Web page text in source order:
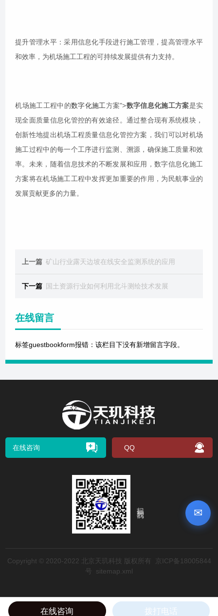
✉
提升管理水平：采用信息化手段进行施工管理，提高管理水平
和效率，为机场施工工程的可持续发展提供有力支持。
机场施工工程中的数字化施工方案">数字信息化施工方案是实
现全面质量信息化管控的有效途径。通过整合现有系统模块，
创新性地提出机场工程质量信息化管控方案，我们可以对机场
施工过程中的每一个工序进行监测、溯源，确保施工质量和效
率。未来，随着信息技术的不断发展和应用，数字信息化施工
方案将在机场施工工程中发挥更加重要的作用，为民航事业的
发展贡献更多的力量。
上一篇 矿山行业露天边坡在线安全监测系统的应用
下一篇 国土资源行业如何利用北斗测绘技术发展
在线留言
标签guestbookform报错：该栏目下没有新增留言字段。
在线咨询 QQ
Copyright © 2020-2022 北京天玑科技 版权所有
京ICP备18005844
号
sitemap.xml
在线咨询 拨打电话